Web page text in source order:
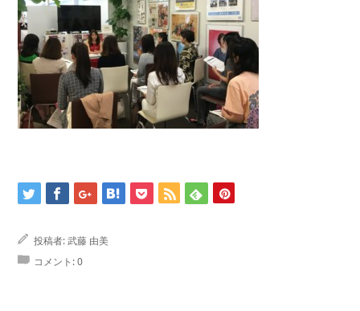
投稿者:武藤 由美
コメント:0